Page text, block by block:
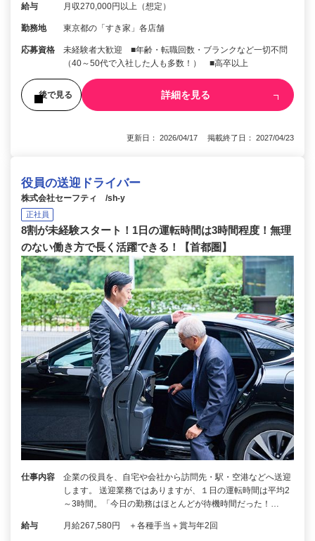
給与 月収270,000円以上（想定）
勤務地 東京都の「すき家」各店舗
応募資格
未経験者大歓迎 ■年齢・転職回数・ブランクなど一切不問
（40～50代で入社した人も多数！） ■高卒以上
後で見る 詳細を見る
更新日： 2026/04/17 掲載終了日： 2027/04/23
役員の送迎ドライバー
株式会社セーフティ /sh-y
正社員
8割が未経験スタート！1日の運転時間は3時間程度！無理
のない働き方で長く活躍できる！【首都圏】
仕事内容
企業の役員を、自宅や会社から訪問先・駅・空港などへ送迎
します。 送迎業務ではありますが、１日の運転時間は平均2
～3時間。「今日の勤務はほとんどが待機時間だった！…
給与 月給267,580円 ＋各種手当＋賞与年2回